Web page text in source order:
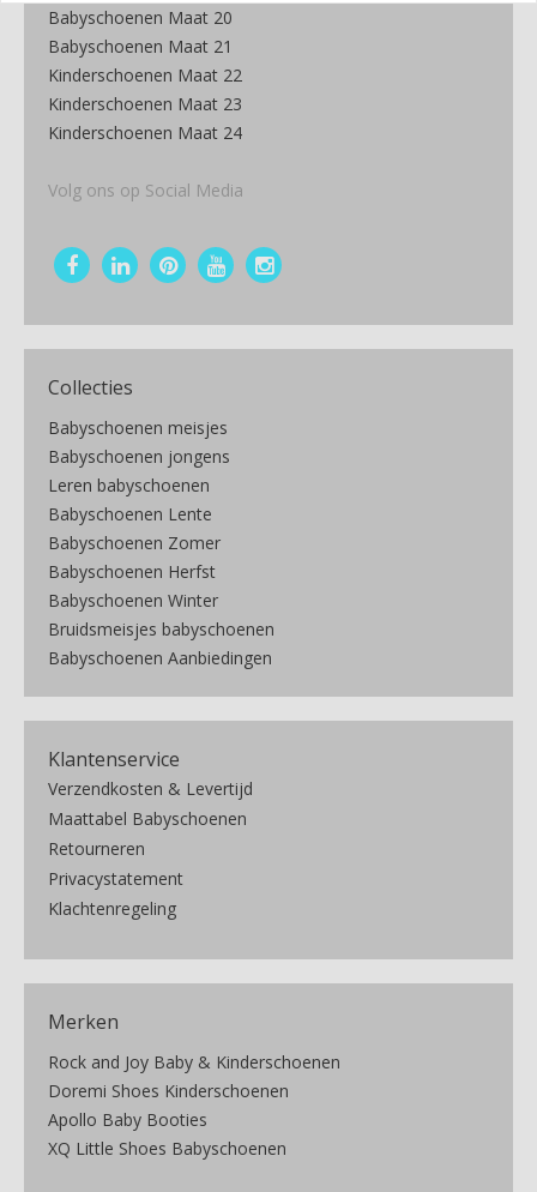
Babyschoenen Maat 20
Babyschoenen Maat 21
Kinderschoenen Maat 22
Kinderschoenen Maat 23
Kinderschoenen Maat 24
Volg ons op Social Media
Collecties
Babyschoenen meisjes
Babyschoenen jongens
Leren babyschoenen
Babyschoenen Lente
Babyschoenen Zomer
Babyschoenen Herfst
Babyschoenen Winter
Bruidsmeisjes babyschoenen
Babyschoenen Aanbiedingen
Klantenservice
Verzendkosten & Levertijd
Maattabel Babyschoenen
Retourneren
Privacystatement
Klachtenregeling
Merken
Rock and Joy Baby & Kinderschoenen
Doremi Shoes Kinderschoenen
Apollo Baby Booties
XQ Little Shoes Babyschoenen